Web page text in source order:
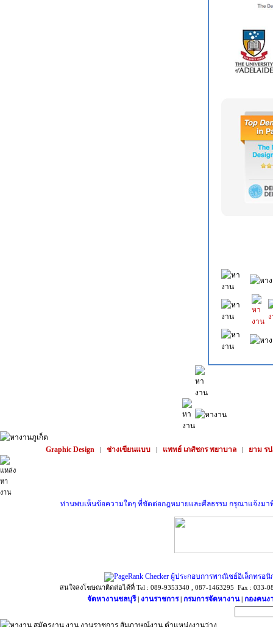
Graphic Design | ช่างเขียนแบบ | แพทย์ เภสัชกร พยาบาล | ยาม ร
ท่านพบเห็นข้อความใดๆ ที่ขัดต่อกฎหมายและศีลธรรม กรุณาแจ้งมาที่
ผู้ประกอบการพาณิชย์อิเล็กทรอ
สนใจลงโฆษณาติดต่อได้ที่ Tel : 089-9353340 , 087-1463295 Fax : 033-
จัดหางานชลบุรี งานราชการ กรมการจัดหางาน กองคนง